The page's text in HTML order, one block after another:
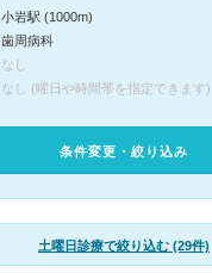
小岩駅 (1000m)
歯周病科
なし
なし (曜日や時間帯を指定できます)
条件変更・絞り込み
土曜日診療で絞り込む (29件)